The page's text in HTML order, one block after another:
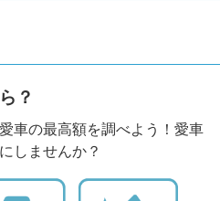
？
車の最高額を調べよう！愛車
しませんか？